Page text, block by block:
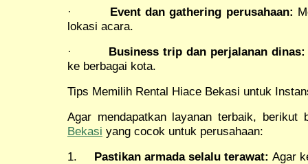
· Event dan gathering perusahaan:
lokasi acara.
· Business trip dan perjalanan dinas:
ke berbagai kota.
Tips Memilih Rental Hiace Bekasi untuk
Agar mendapatkan layanan terbaik,
Bekasi yang cocok untuk perusahaan:
1. Pastikan armada selalu terawat: Agar